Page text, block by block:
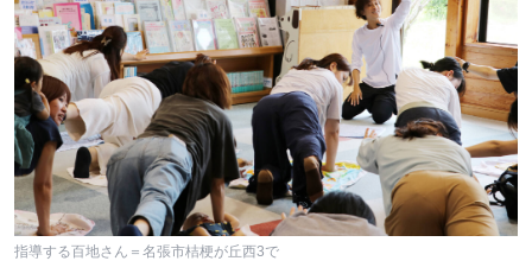
指導する百地さん＝名張市桔梗が丘西3で